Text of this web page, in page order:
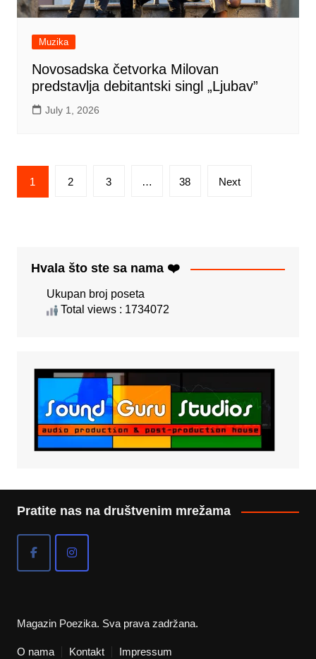
Muzika
Novosadska četvorka Milovan
predstavlja debitantski singl „Ljubav”
July 1, 2026
Posts
pagination
1 2 3 … 38 Next
Hvala što ste sa nama ❤️
Ukupan broj poseta
Total views : 1734072
Pratite nas na društvenim mrežama
Magazin Poezika. Sva prava zadržana.
O nama Kontakt Impressum